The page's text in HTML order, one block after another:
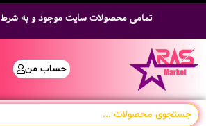
تمامی محصولات سایت موجود و به شرط
حساب من